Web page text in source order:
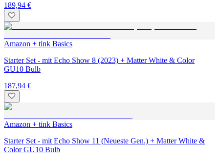
189,94 €
Amazon + tink Basics
Starter Set - mit Echo Show 8 (2023) + Matter White & Color
GU10 Bulb
187,94 €
Amazon + tink Basics
Starter Set - mit Echo Show 11 (Neueste Gen.) + Matter White &
Color GU10 Bulb